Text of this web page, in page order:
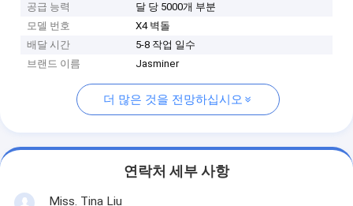
공급 능력
달 당 5000개 부분
모델 번호
X4 벽돌
배달 시간
5-8 작업 일수
브랜드 이름
Jasminer
더 많은 것을 전망하십시오
연락처 세부 사항
Miss. Tina Liu